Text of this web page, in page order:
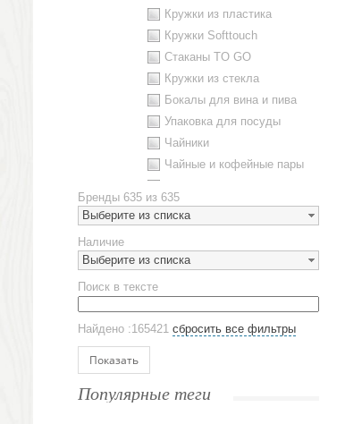
Кружки из пластика
Кружки Softtouch
Стаканы TO GO
Кружки из стекла
Бокалы для вина и пива
Упаковка для посуды
Чайники
Чайные и кофейные пары
Наборы посуды
Предметы сервировки
Стаканы
Эко кружки
ЕВРОПОСУДА
Аксессуары
Ежедневники и блокноты
Датированные ежедневники
Бренды 635 из 635
Выберите из списка
Наличие
Выберите из списка
Поиск в тексте
Найдено :165421 сбросить все фильтры
Показать
Популярные теги